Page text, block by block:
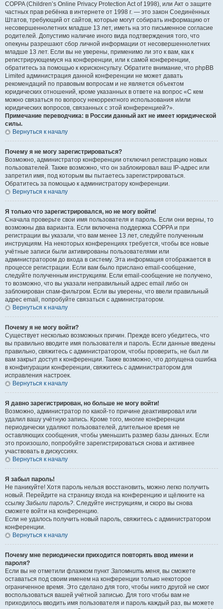
COPPA (Children’s Online Privacy Protection Act of 1998), или Акт о защите
частных прав ребёнка в интернете от 1998 г. — это закон Соединённых
Штатов, требующий от сайтов, которые могут собирать информацию от
несовершеннолетних младше 13 лет, иметь на это письменное согласие
родителей. Допустимо наличие иного вида подтверждения того, что
опекуны разрешают сбор личной информации от несовершеннолетних
младше 13 лет. Если вы не уверены, применимо ли это к вам, как к
регистрирующемуся на конференции, или к самой конференции,
обратитесь за помощью к юрисконсульту. Обратите внимание, что phpBB
Limited администрация данной конференции не может давать
рекомендаций по правовым вопросам и не является объектом
юридических отношений, кроме указанных в ответе на вопрос «С кем
можно связаться по вопросу некорректного использования и/или
юридических вопросов, связанных с этой конференцией?».
Примечание переводчика: в России данный акт не имеет юридической
силы.
Вернуться к началу
Почему я не могу зарегистрироваться?
Возможно, администратор конференции отключил регистрацию новых
пользователей. Также возможно, что он заблокировал ваш IP-адрес или
запретил имя, под которым вы пытаетесь зарегистрироваться.
Обратитесь за помощью к администратору конференции.
Вернуться к началу
Я только что зарегистрировался, но не могу войти!
Сначала проверьте свои имя пользователя и пароль. Если они верны, то
возможны два варианта. Если включена поддержка COPPA и при
регистрации вы указали, что вам менее 13 лет, следуйте полученным
инструкциям. На некоторых конференциях требуется, чтобы все новые
учётные записи были активированы пользователями или
администратором до входа в систему. Эта информация отображается в
процессе регистрации. Если вам было прислано email-сообщение,
следуйте полученным инструкциям. Если email-сообщение не получено,
то возможно, что вы указали неправильный адрес email либо он
заблокирован спам-фильтром. Если вы уверены, что ввели правильный
адрес email, попробуйте связаться с администратором.
Вернуться к началу
Почему я не могу войти?
Существует несколько возможных причин. Прежде всего убедитесь, что
вы правильно вводите имя пользователя и пароль. Если данные введены
правильно, свяжитесь с администратором, чтобы проверить, не был ли
вам закрыт доступ к конференции. Также возможно, что допущена ошибка
в конфигурации конференции, свяжитесь с администратором для
исправления настроек.
Вернуться к началу
Я давно зарегистрирован, но больше не могу войти!
Возможно, администратор по какой-то причине деактивировал или
удалил вашу учётную запись. Кроме того, многие конференции
периодически удаляют пользователей, длительное время не
оставляющих сообщения, чтобы уменьшить размер базы данных. Если
это произошло, попробуйте зарегистрироваться снова и активнее
участвовать в дискуссиях.
Вернуться к началу
Я забыл пароль!
Не паникуйте! Хотя пароль нельзя восстановить, можно легко получить
новый. Перейдите на страницу входа на конференцию и щёлкните на
ссылку Забыли пароль?. Следуйте инструкциям, и скоро вы снова
сможете войти на конференцию.
Если не удалось получить новый пароль, свяжитесь с администратором
конференции.
Вернуться к началу
Почему мне периодически приходится повторять ввод имени и
пароля?
Если вы не отметили флажком пункт Запомнить меня, вы сможете
оставаться под своим именем на конференции только некоторое
ограниченное время. Это сделано для того, чтобы никто другой не смог
воспользоваться вашей учётной записью. Для того чтобы вам не
приходилось вводить имя пользователя и пароль каждый раз, вы можете